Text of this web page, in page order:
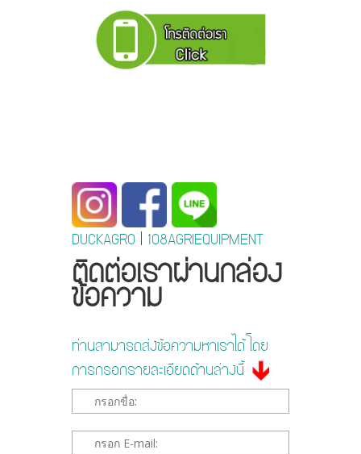
DUCKAGRO | 108AGRIEQUIPMENT
ติดต่อเราผ่านกล่อง
ข้อความ
ท่านสามารถส่งข้อความหาเราได้ โดย
การกรอกรายละเอียดด้านล่างนี้